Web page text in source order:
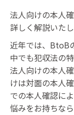
法人向けの本人
詳しく解説いたし
近年では、BtoB
中でも犯収法の
法人向けの本人
けは対面の本人
での本人確認に
悩みをお持ちな